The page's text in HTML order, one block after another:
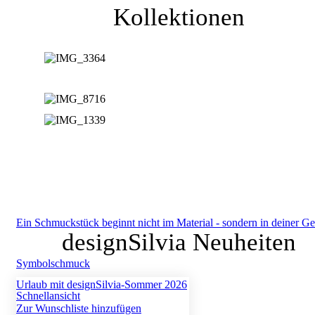
Kollektionen
Ein Schmuckstück beginnt nicht im Material - sondern in deiner
Symbolschmuck
Urlaub mit designSilvia-Sommer 2026
designSilvia Neuheiten
Schnellansicht
Zur Wunschliste hinzufügen